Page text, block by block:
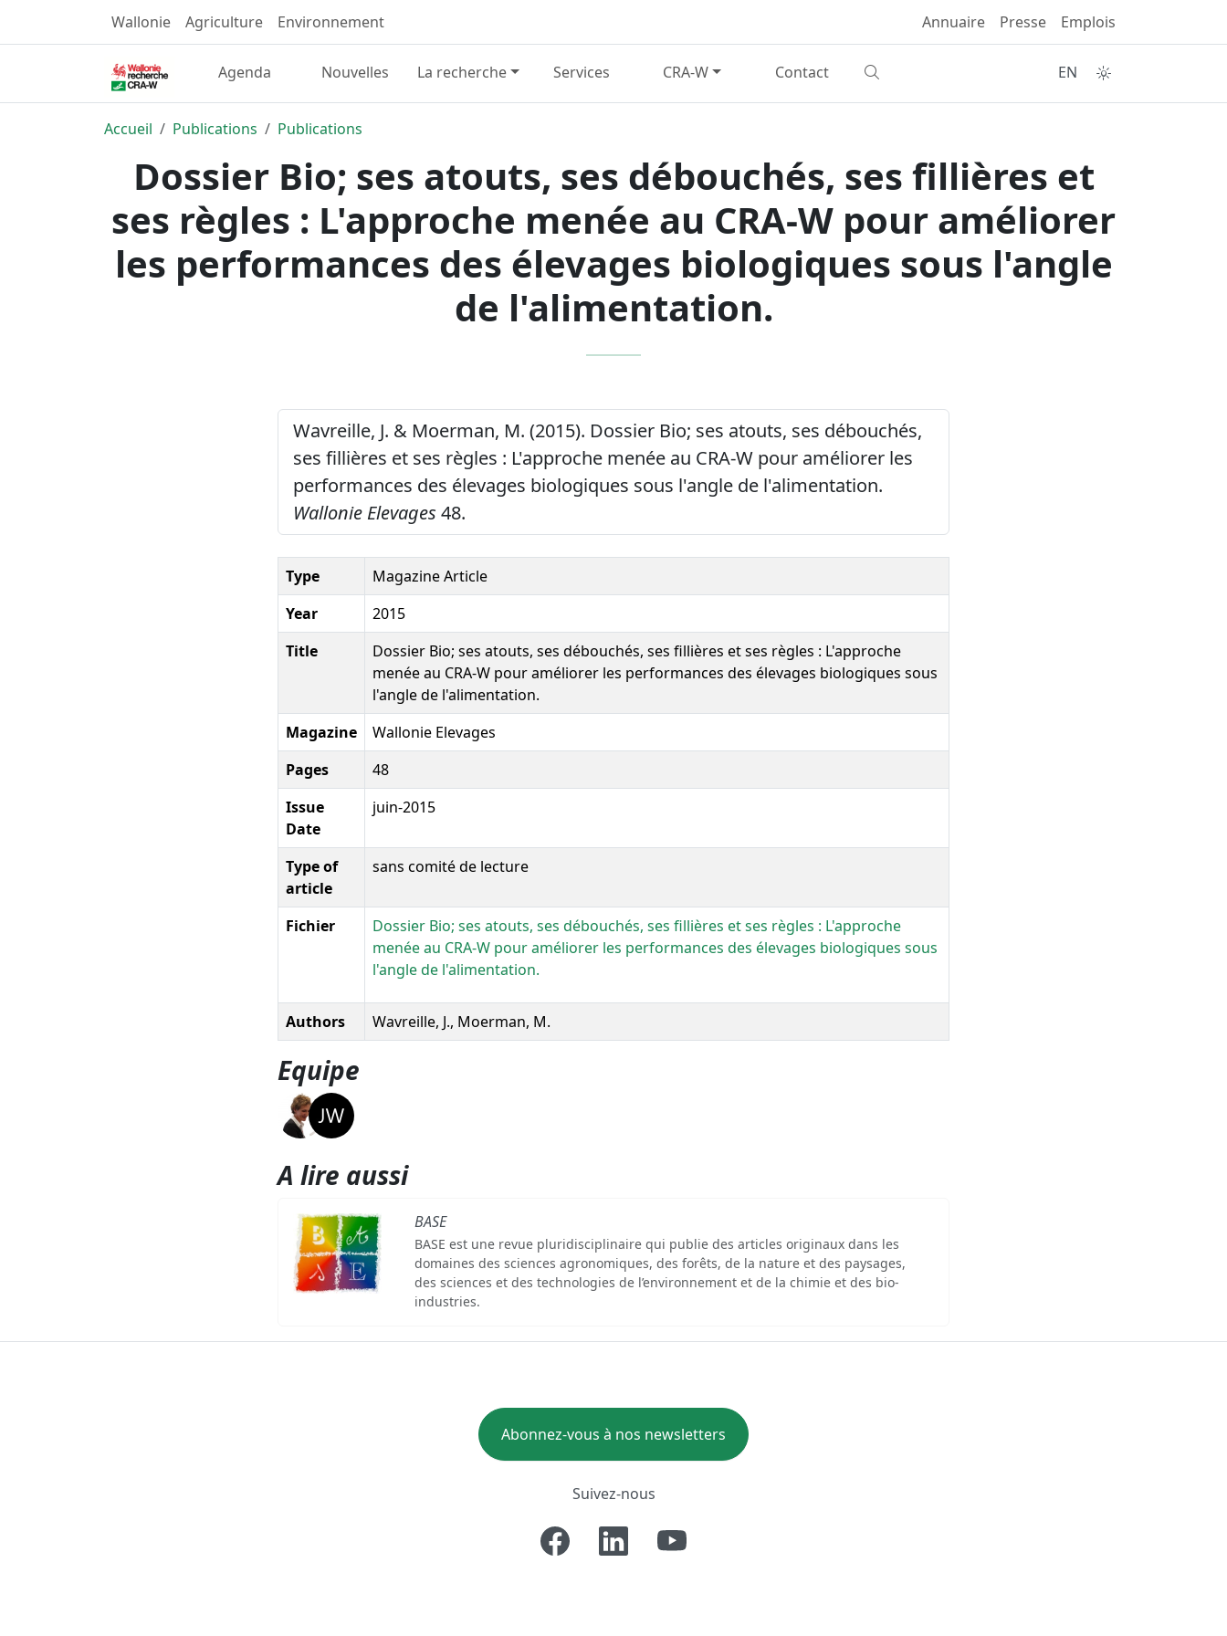
Wallonie Agriculture Environnement Annuaire Presse Emplois
Agenda Nouvelles La recherche Services CRA-W Contact EN
Accueil Publications Publications
Dossier Bio; ses atouts, ses débouchés, ses fillières et
ses règles : L'approche menée au CRA-W pour améliorer
les performances des élevages biologiques sous l'angle
de l'alimentation.
Wavreille, J. & Moerman, M. (2015). Dossier Bio; ses atouts, ses débouchés,
ses fillières et ses règles : L'approche menée au CRA-W pour améliorer les
performances des élevages biologiques sous l'angle de l'alimentation.
Wallonie Elevages 48.
Type
Magazine Article
Year
2015
Title
Dossier Bio; ses atouts, ses débouchés, ses fillières et ses règles : L'approche
menée au CRA-W pour améliorer les performances des élevages biologiques sous
l'angle de l'alimentation.
Magazine
Wallonie Elevages
Pages
48
Issue
Date
juin-2015
Type of
article
sans comité de lecture
Fichier
Dossier Bio; ses atouts, ses débouchés, ses fillières et ses règles : L'approche
menée au CRA-W pour améliorer les performances des élevages biologiques sous
l'angle de l'alimentation.
Authors Wavreille, J., Moerman, M.
Equipe
A lire aussi
BASE
BASE est une revue pluridisciplinaire qui publie des articles originaux dans les
domaines des sciences agronomiques, des forêts, de la nature et des paysages,
des sciences et des technologies de l’environnement et de la chimie et des bio-
industries.
Abonnez-vous à nos newsletters
Suivez-nous